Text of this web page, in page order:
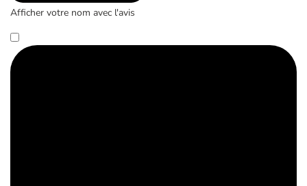
Afficher votre nom avec l'avis